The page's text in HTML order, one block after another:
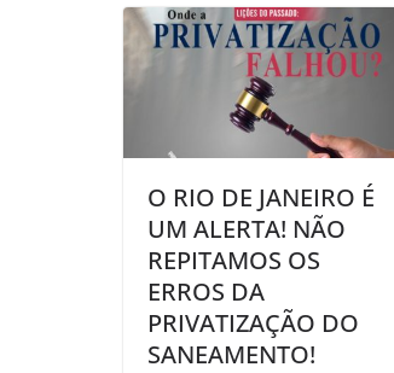
O RIO DE JANEIRO É
UM ALERTA! NÃO
REPITAMOS OS
ERROS DA
PRIVATIZAÇÃO DO
SANEAMENTO!